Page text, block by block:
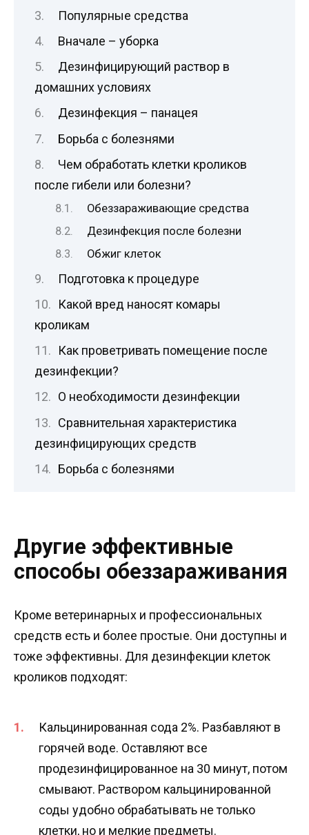
Популярные средства
Вначале – уборка
Дезинфицирующий раствор в
домашних условиях
Дезинфекция – панацея
Борьба с болезнями
Чем обработать клетки кроликов
после гибели или болезни?
Обеззараживающие средства
Дезинфекция после болезни
Обжиг клеток
Подготовка к процедуре
Какой вред наносят комары
кроликам
Как проветривать помещение после
дезинфекции?
О необходимости дезинфекции
Сравнительная характеристика
дезинфицирующих средств
Борьба с болезнями
Другие эффективные
способы обеззараживания
Кроме ветеринарных и профессиональных
средств есть и более простые. Они доступны и
тоже эффективны. Для дезинфекции клеток
кроликов подходят:
Кальцинированная сода 2%. Разбавляют в
горячей воде. Оставляют все
продезинфицированное на 30 минут, потом
смывают. Раствором кальцинированной
соды удобно обрабатывать не только
клетки, но и мелкие предметы.